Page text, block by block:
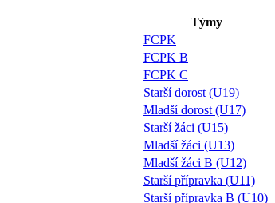
Týmy
FCPK
FCPK B
FCPK C
Starší dorost (U19)
Mladší dorost (U17)
Starší žáci (U15)
Mladší žáci (U13)
Mladší žáci B (U12)
Starší přípravka (U11)
Starší přípravka B (U10)